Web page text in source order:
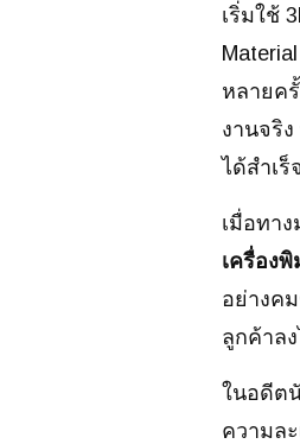
เริ่มใช้
หลายค
งานจริ
ได้สำเร็จ
เมื่อทา
เครื่อง
อย่างค
ลูกค้าล
ในอดีต
ความล